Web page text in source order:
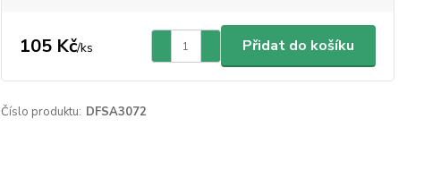
105 Kč/ks Přidat do košíku
Číslo produktu: DFSA3072